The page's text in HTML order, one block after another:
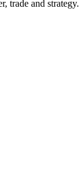
trade and strategy.